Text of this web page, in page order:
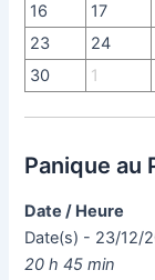
16
17
23
24
30
1
Panique au
Date / Heure
Date(s) - 23/12/
20 h 45 min